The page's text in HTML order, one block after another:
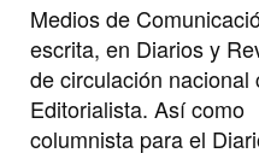
Medios de
escrita, en Diarios y
de circulación nacional
Editorialista. Así como
columnista para el